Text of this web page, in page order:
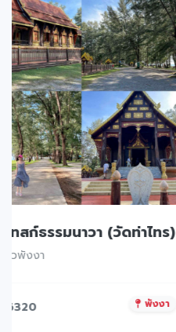
ทสก์ธรรมนาวา (วัดท่าไทร)
ยวพังงา
6320 พังงา